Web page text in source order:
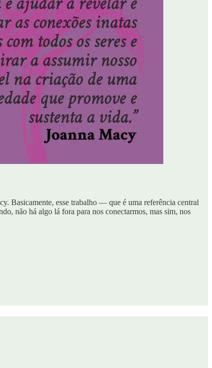
Basicamente, esse trabalho — que é uma referência central
não há algo lá fora para nos conectarmos, mas sim, nos